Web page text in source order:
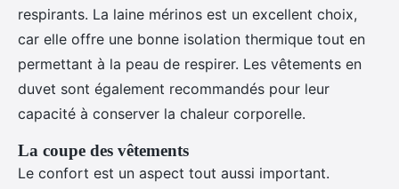
respirants. La laine mérinos est un excellent choix,
car elle offre une bonne isolation thermique tout en
permettant à la peau de respirer. Les vêtements en
duvet sont également recommandés pour leur
capacité à conserver la chaleur corporelle.
La coupe des vêtements
Le confort est un aspect tout aussi important.